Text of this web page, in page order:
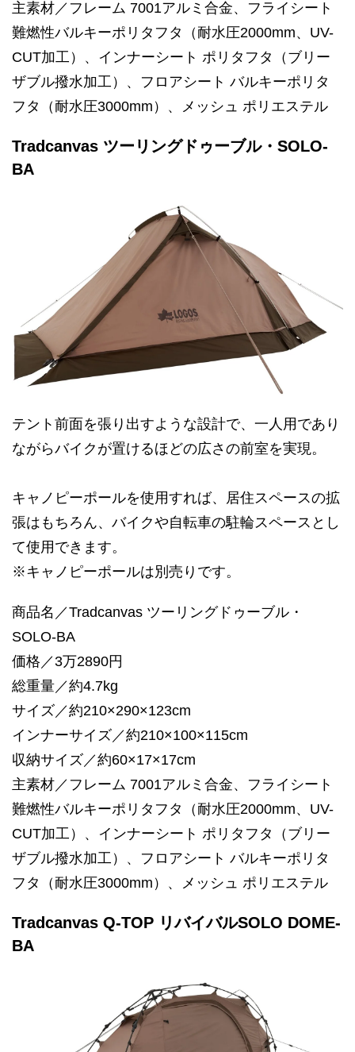
主素材／フレーム 7001アルミ合金、フライシート
難燃性バルキーポリタフタ（耐水圧2000mm、UV-
CUT加工）、インナーシート ポリタフタ（ブリー
ザブル撥水加工）、フロアシート バルキーポリタ
フタ（耐水圧3000mm）、メッシュ ポリエステル
Tradcanvas ツーリングドゥーブル・SOLO-
BA
テント前面を張り出すような設計で、一人用であり
ながらバイクが置けるほどの広さの前室を実現。
キャノピーポールを使用すれば、居住スペースの拡
張はもちろん、バイクや自転車の駐輪スペースとし
て使用できます。
※キャノピーポールは別売りです。
商品名／Tradcanvas ツーリングドゥーブル・
SOLO-BA
価格／3万2890円
総重量／約4.7kg
サイズ／約210×290×123cm
インナーサイズ／約210×100×115cm
収納サイズ／約60×17×17cm
主素材／フレーム 7001アルミ合金、フライシート
難燃性バルキーポリタフタ（耐水圧2000mm、UV-
CUT加工）、インナーシート ポリタフタ（ブリー
ザブル撥水加工）、フロアシート バルキーポリタ
フタ（耐水圧3000mm）、メッシュ ポリエステル
Tradcanvas Q-TOP リバイバルSOLO DOME-
BA